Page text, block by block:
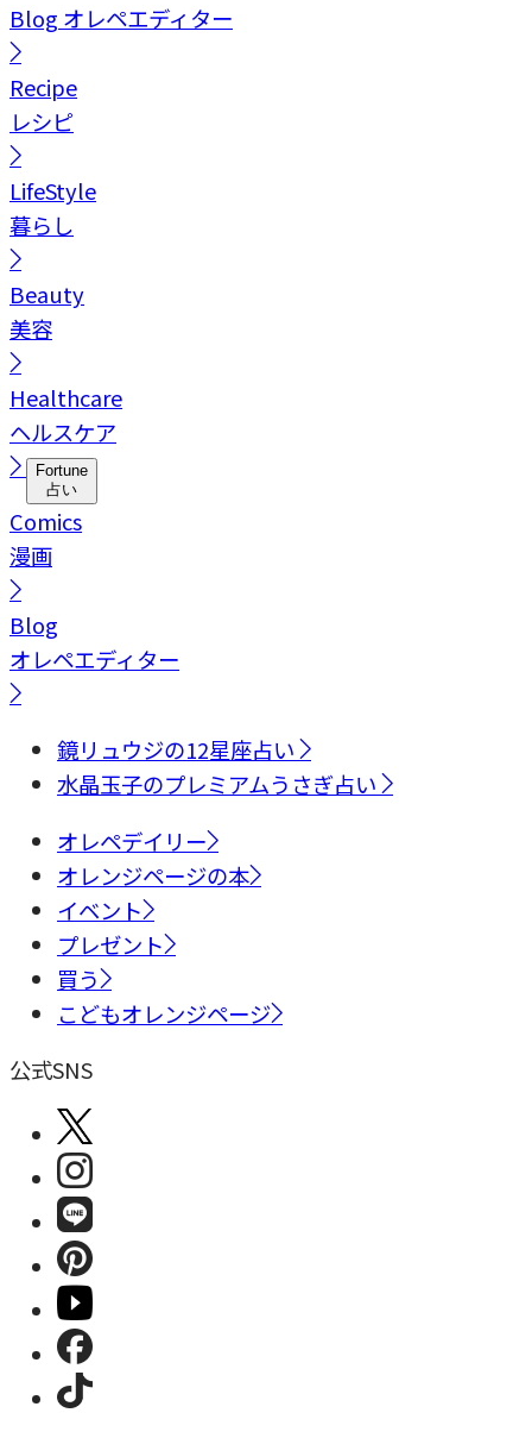
Blog オレペエディター
Recipe
レシピ
LifeStyle
暮らし
Beauty
美容
Healthcare
ヘルスケア
Fortune
占い
Comics
漫画
Blog
オレペエディター
鏡リュウジの12星座占い
水晶玉子のプレミアムうさぎ占い
オレペデイリー
オレンジページの本
イベント
プレゼント
買う
こどもオレンジページ
公式SNS